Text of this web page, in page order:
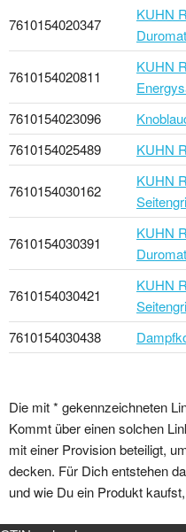
7610154020347
KUHN
7610154020811
KUHN
7610154023096
7610154025489
KUHN
7610154030162
KUHN
7610154030391
KUHN
7610154030421
KUHN
7610154030438
Die mit * gekennzeichneten
Kommt über einen solchen
mit einer Provision beteiligt,
decken. Für Dich entstehen
und wie Du ein Produkt